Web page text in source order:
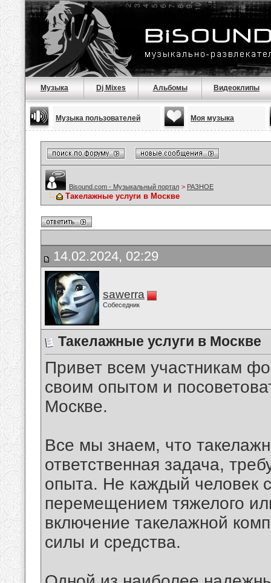
Музыка Dj Mixes Альбомы Видеоклипы
Музыка пользователей Моя музыка
Bisound.com - Музыкальный портал > РАЗНОЕ
Такелажные услуги в Москве
14.02.2024, 02:29
sawerra
Собеседник
Такелажные услуги в Москве
Привет всем участникам
своим опытом и
Москве.
Все мы знаем, что
ответственная задача,
опыта. Не каждый человек
перемещением тяжелого
включение такелажной
силы и средства.